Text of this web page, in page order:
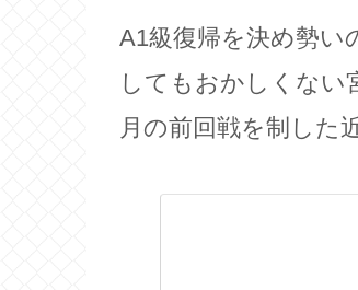
A1級復帰を決め勢い
してもおかしくない
月の前回戦を制した